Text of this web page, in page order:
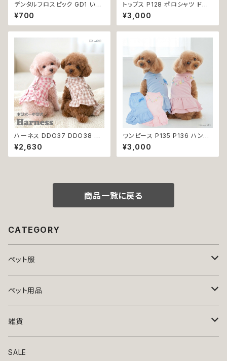
デンタルフロスピック GD1 いち
ごフレーバーデンタルフロス TH
E HUMBLE CO. 30本入り い
ちごフレーバー 恐竜 フロス 歯
¥700
トップス P128 ポロシャツ ドット
柄 ハンドメイド dog ドッグウェ
ア 犬 猫 ペット 服 犬服 猫服 犬
の服 猫の服 かわいい カジュア
¥3,000
ハーネス DDO37 DDO38 洋
服のようなハーネス 胴輪 チェッ
ク 散歩 お出掛け 引っ張り防止
小型犬 犬 猫 ペット 服 犬服 返
¥2,630
ワンピース P135 P136 ハンド
メイド ピンク ブルー ナチュラル
カラー パステルカラー ふんわり
カラー キラキラ ドッグウェア do
ジ リボン ビーズ フリル ティア
¥3,000
商品一覧に戻る
CATEGORY
ペット服
トップス
ニット
アロハ
ボトムス
ワンピース
ペット用品
ベッド
リード・首輪
雑貨
アート
SALE